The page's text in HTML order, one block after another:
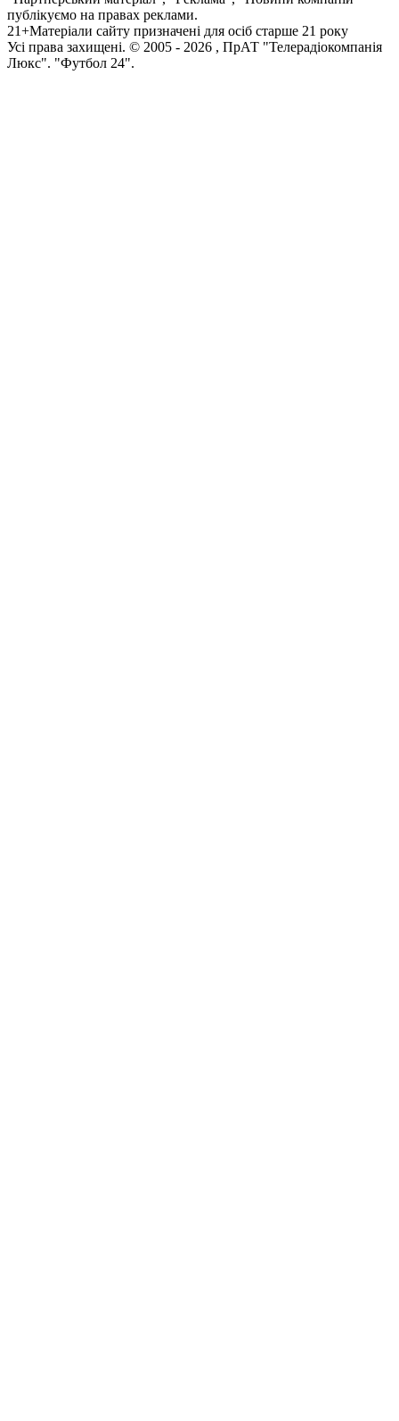
публікуємо на правах реклами.
21+Матеріали сайту призначені для осіб старше 21 року
Усi права захищенi. © 2005 - 2026 , ПрАТ "Телерадіокомпанія
Люкс". "Футбол 24".